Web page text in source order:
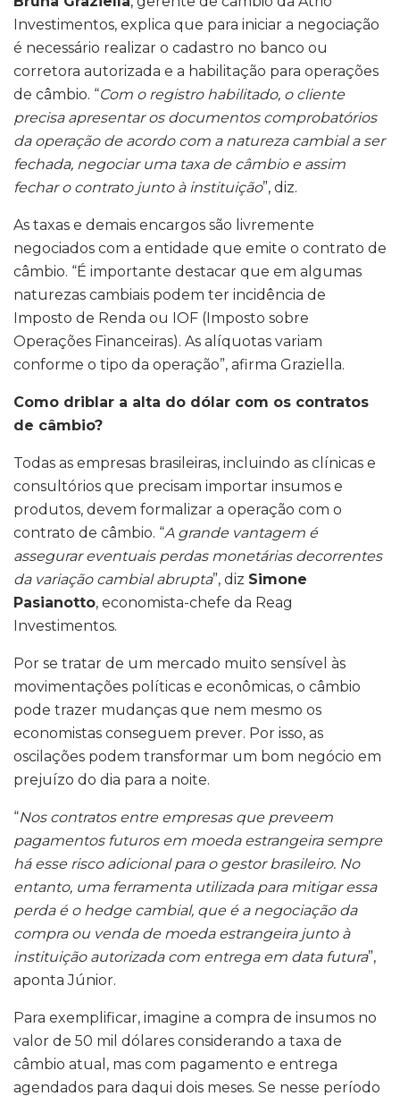
Investimentos, explica que para iniciar a negociação
é necessário realizar o cadastro no banco ou
corretora autorizada e a habilitação para operações
de câmbio. “Com o registro habilitado, o cliente
precisa apresentar os documentos comprobatórios
da operação de acordo com a natureza cambial a ser
fechada, negociar uma taxa de câmbio e assim
fechar o contrato junto à instituição”, diz.
As taxas e demais encargos são livremente
negociados com a entidade que emite o contrato de
câmbio. “É importante destacar que em algumas
naturezas cambiais podem ter incidência de
Imposto de Renda ou IOF (Imposto sobre
Operações Financeiras). As alíquotas variam
conforme o tipo da operação”, afirma Graziella.
Como driblar a alta do dólar com os contratos
de câmbio?
Todas as empresas brasileiras, incluindo as clínicas e
consultórios que precisam importar insumos e
produtos, devem formalizar a operação com o
contrato de câmbio. “A grande vantagem é
assegurar eventuais perdas monetárias decorrentes
da variação cambial abrupta”, diz Simone
Pasianotto, economista-chefe da Reag
Investimentos.
Por se tratar de um mercado muito sensível às
movimentações políticas e econômicas, o câmbio
pode trazer mudanças que nem mesmo os
economistas conseguem prever. Por isso, as
oscilações podem transformar um bom negócio em
prejuízo do dia para a noite.
“Nos contratos entre empresas que preveem
pagamentos futuros em moeda estrangeira sempre
há esse risco adicional para o gestor brasileiro. No
entanto, uma ferramenta utilizada para mitigar essa
perda é o hedge cambial, que é a negociação da
compra ou venda de moeda estrangeira junto à
instituição autorizada com entrega em data futura”,
aponta Júnior.
Para exemplificar, imagine a compra de insumos no
valor de 50 mil dólares considerando a taxa de
câmbio atual, mas com pagamento e entrega
agendados para daqui dois meses. Se nesse período